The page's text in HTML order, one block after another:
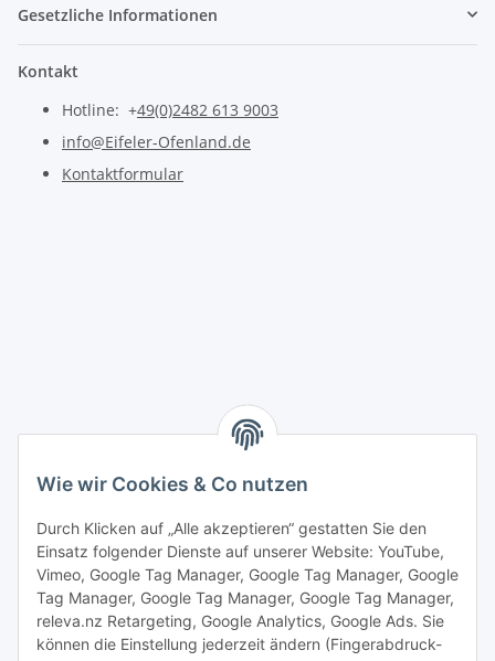
Gesetzliche Informationen
Kontakt
Hotline: +49(0)2482 613 9003
info@Eifeler-Ofenland.de
Kontaktformular
Wie wir Cookies & Co nutzen
Durch Klicken auf „Alle akzeptieren“ gestatten Sie den
Einsatz folgender Dienste auf unserer Website: YouTube,
Vimeo, Google Tag Manager, Google Tag Manager, Google
Tag Manager, Google Tag Manager, Google Tag Manager,
releva.nz Retargeting, Google Analytics, Google Ads. Sie
können die Einstellung jederzeit ändern (Fingerabdruck-